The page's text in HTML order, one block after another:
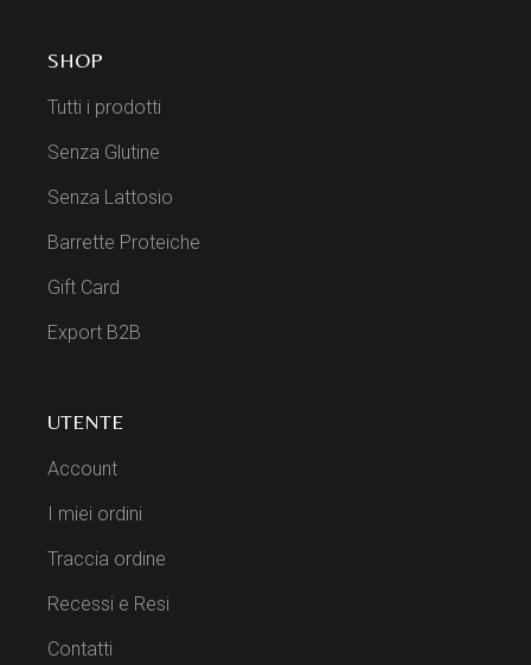
SHOP
Tutti i prodotti
Senza Glutine
Senza Lattosio
Barrette Proteiche
Gift Card
Export B2B
UTENTE
Account
I miei ordini
Traccia ordine
Recessi e Resi
Contatti